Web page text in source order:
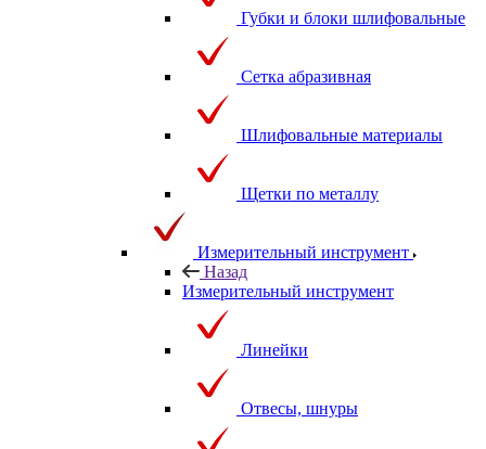
Губки и блоки шлифовальные
Сетка абразивная
Шлифовальные материалы
Щетки по металлу
Измерительный инструмент
Назад
Измерительный инструмент
Линейки
Отвесы, шнуры